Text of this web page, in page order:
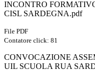
INCONTRO
CISL SARDEGNA.pdf
File PDF
Contatore click: 81
CONVOCAZIONE
UIL SCUOLA RUA